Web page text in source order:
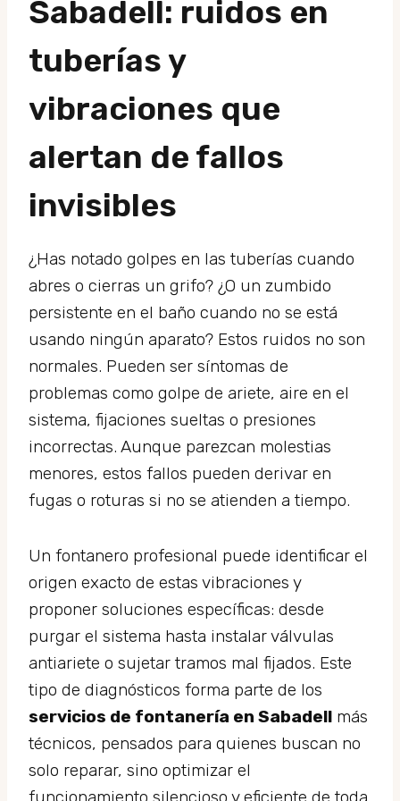
Sabadell: ruidos en
tuberías y
vibraciones que
alertan de fallos
invisibles
¿Has notado golpes en las tuberías cuando
abres o cierras un grifo? ¿O un zumbido
persistente en el baño cuando no se está
usando ningún aparato? Estos ruidos no son
normales. Pueden ser síntomas de
problemas como golpe de ariete, aire en el
sistema, fijaciones sueltas o presiones
incorrectas. Aunque parezcan molestias
menores, estos fallos pueden derivar en
fugas o roturas si no se atienden a tiempo.
Un fontanero profesional puede identificar el
origen exacto de estas vibraciones y
proponer soluciones específicas: desde
purgar el sistema hasta instalar válvulas
antiariete o sujetar tramos mal fijados. Este
tipo de diagnósticos forma parte de los
servicios de fontanería en Sabadell más
técnicos, pensados para quienes buscan no
solo reparar, sino optimizar el